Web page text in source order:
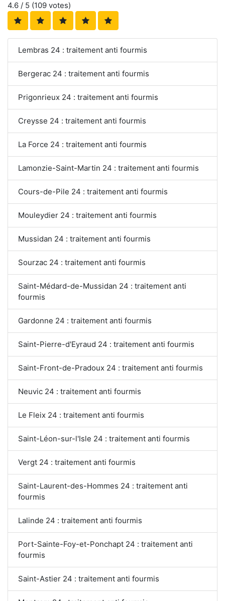
4.6 / 5 (109 votes)
Lembras 24 : traitement anti fourmis
Bergerac 24 : traitement anti fourmis
Prigonrieux 24 : traitement anti fourmis
Creysse 24 : traitement anti fourmis
La Force 24 : traitement anti fourmis
Lamonzie-Saint-Martin 24 : traitement anti fourmis
Cours-de-Pile 24 : traitement anti fourmis
Mouleydier 24 : traitement anti fourmis
Mussidan 24 : traitement anti fourmis
Sourzac 24 : traitement anti fourmis
Saint-Médard-de-Mussidan 24 : traitement anti
fourmis
Gardonne 24 : traitement anti fourmis
Saint-Pierre-d'Eyraud 24 : traitement anti fourmis
Saint-Front-de-Pradoux 24 : traitement anti fourmis
Neuvic 24 : traitement anti fourmis
Le Fleix 24 : traitement anti fourmis
Saint-Léon-sur-l'Isle 24 : traitement anti fourmis
Vergt 24 : traitement anti fourmis
Saint-Laurent-des-Hommes 24 : traitement anti
fourmis
Lalinde 24 : traitement anti fourmis
Port-Sainte-Foy-et-Ponchapt 24 : traitement anti
fourmis
Saint-Astier 24 : traitement anti fourmis